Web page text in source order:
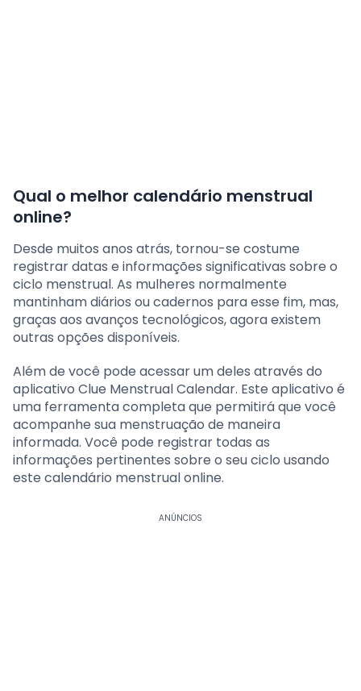
Qual o melhor calendário menstrual
online?
Desde muitos anos atrás, tornou-se costume
registrar datas e informações significativas sobre o
ciclo menstrual. As mulheres normalmente
mantinham diários ou cadernos para esse fim, mas,
graças aos avanços tecnológicos, agora existem
outras opções disponíveis.
Além de você pode acessar um deles através do
aplicativo Clue Menstrual Calendar. Este aplicativo é
uma ferramenta completa que permitirá que você
acompanhe sua menstruação de maneira
informada. Você pode registrar todas as
informações pertinentes sobre o seu ciclo usando
este calendário menstrual online.
ANÚNCIOS